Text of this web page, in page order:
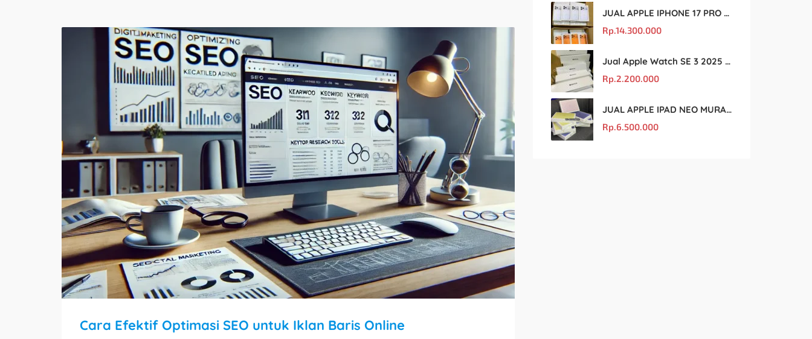
Cara Efektif Optimasi SEO untuk Iklan Baris Online
JUAL APPLE IPHONE 17 PRO MAX MURAH DAN ORIGINAL
Rp.14.300.000
Jual Apple Watch SE 3 2025 BM Murah Dan original
Rp.2.200.000
JUAL APPLE IPAD NEO MURAH DAN ORIGINAL
Rp.6.500.000